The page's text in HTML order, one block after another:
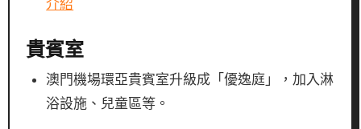
介紹
貴賓室
澳門機場環亞貴賓室升級成「優逸庭」，加入淋
浴設施、兒童區等。